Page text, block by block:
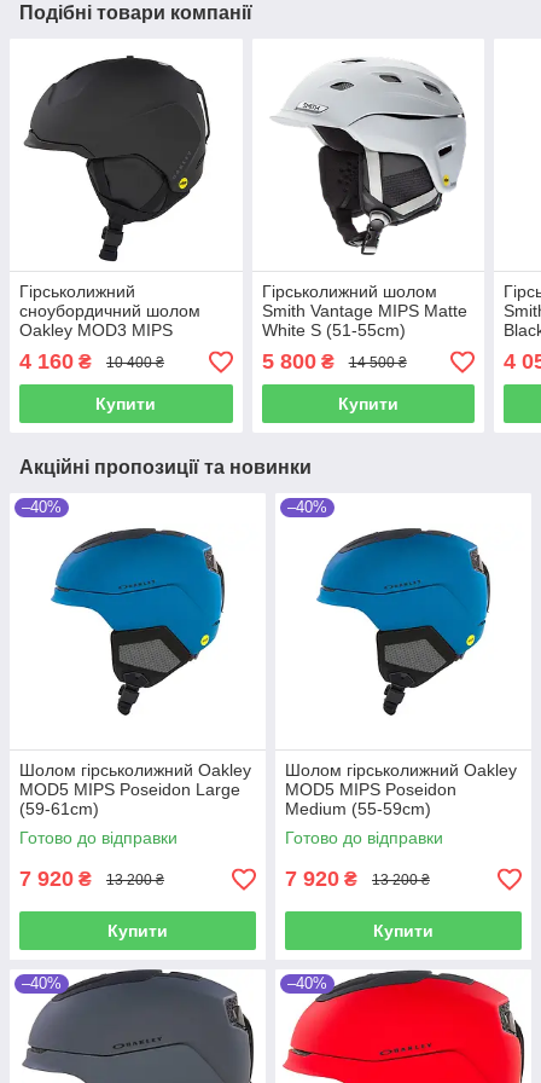
Подібні товари компанії
Гірськолижний
сноубордичний шолом
Oakley MOD3 MIPS
Blackout Small (51-55cm)
4 160 ₴ 10 400 ₴
Купити
Гірськолижний шолом
Smith Vantage MIPS Matte
White S (51-55cm)
5 800₴ 14 500 ₴
Купити
4
Акційні пропозиції та новинки
–40%
Шолом гірськолижний Oakley
MOD5 MIPS Poseidon Large
(59-61cm)
Готово до відправки
7 920 ₴ 13 200 ₴
Купити
–40%
Шолом гірськолижний Oakley
MOD5 MIPS Poseidon
Medium (55-59cm)
Готово до відправки
7 920 ₴ 13 200 ₴
Купити
–40% –40%